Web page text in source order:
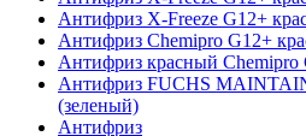
Антифриз X-Freeze G12+
Антифриз Chemipro G12+
Антифриз красный Chemipro
Антифриз FUCHS
(зеленый)
Антифриз